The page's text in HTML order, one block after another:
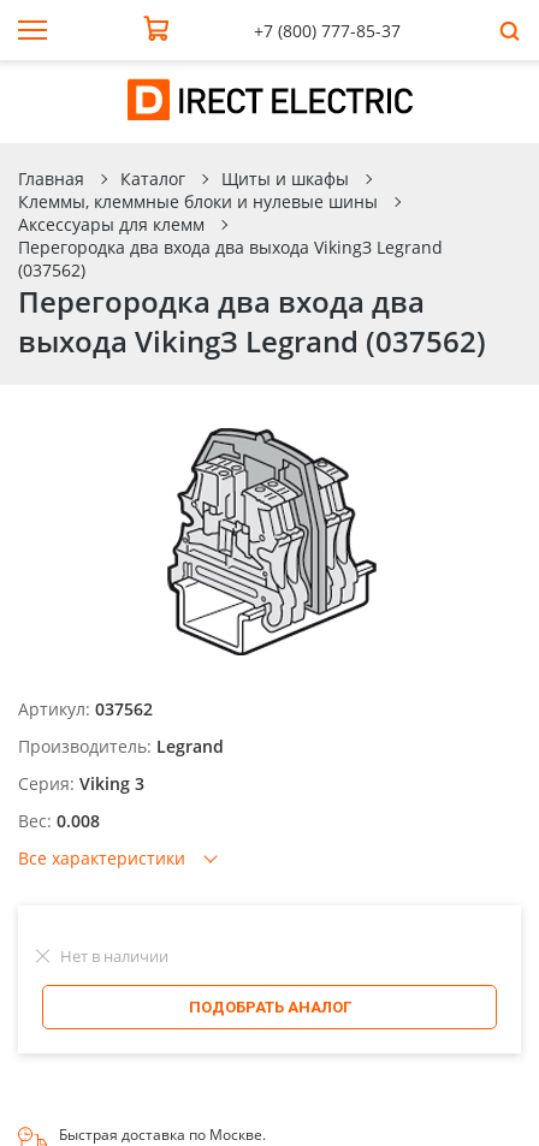
+7 (800) 777-85-37
Главная Каталог
Щиты и шкафы
Клеммы, клеммные блоки и нулевые шины
Аксессуары для клемм
Перегородка два входа два выхода VikingЗ Legrand
(037562)
Перегородка два входа два
выхода VikingЗ Legrand (037562)
Артикул: 037562
Производитель: Legrand
Серия: Viking 3
Вес: 0.008
Все характеристики
Нет в наличии
ПОДОБРАТЬ АНАЛОГ
Быстрая доставка по Москве.